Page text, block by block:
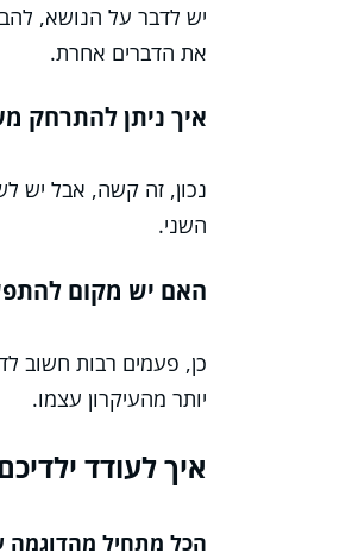
יש לדבר על הנושא,
את הדברים אחרת.
איך ניתן להתרחק
נכון, זה קשה, אבל יש
השני.
האם יש מקום
כן, פעמים רבות חשוב
יותר מהעיקרון עצמו.
איך לעודד
הכל מתחיל מהדוגמה